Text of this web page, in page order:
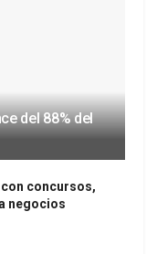
del 88% del
concursos,
negocios